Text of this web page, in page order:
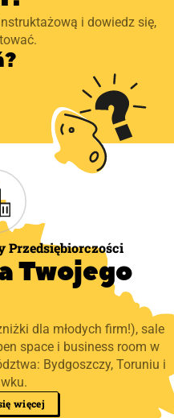
i dowiedz się,
Przedsiębiorczości
Twojego
dla młodych firm!), sale
space i business room w
Bydgoszczy, Toruniu i
więcej